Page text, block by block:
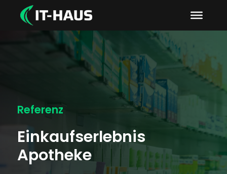
Referenz
Einkaufserlebnis
Apotheke